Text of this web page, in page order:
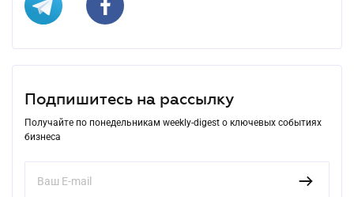
Подпишитесь на рассылку
Получайте по понедельникам weekly-digest о ключевых событиях
бизнеса